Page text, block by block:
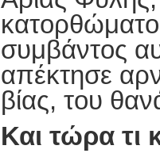
συμβάντος
απέκτησε
βίας, του
Και τώρα τι